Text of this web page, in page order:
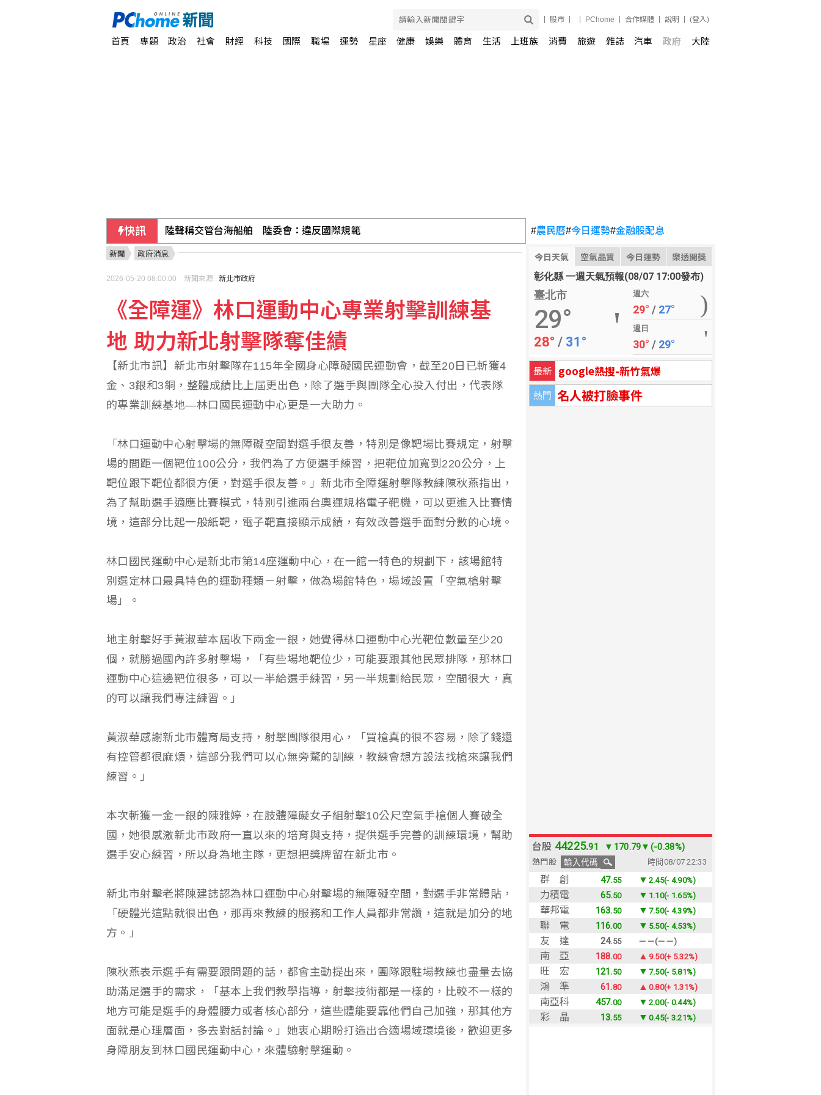
股市 PChome 合作媒體 說明 (登入)
首頁 專題 政治 社會 財經 科技 國際 職場 運勢 星座 健康 娛樂 體育 生活 上班族 消費 旅遊 雜誌 汽車 政府 大陸
快訊 陸聲稱交管台海船舶 陸委會：違反國際規範
父親節將至 壽險業：可依人生階段、特定疾病做補強
大樂透第115077期 頭獎槓龜
#農民曆#今日運勢#金融股配息
今日天氣 空氣品質 今日運勢 樂透開獎
彰化縣 一週天氣預報(08/07 17:00發布)
臺北市
29°
28° / 31°
週六
29° / 27°
週日
30° / 29°
最新 google熱搜-新竹氣爆
熱門 名人被打臉事件
新聞 政府消息
2026-05-20 08:00:00 新聞來源 : 新北市政府
《全障運》林口運動中心專業射擊訓練基
地 助力新北射擊隊奪佳績
【新北市訊】新北市射擊隊在115年全國身心障礙國民運動會，截至20日已斬獲4
金、3銀和3銅，整體成績比上屆更出色，除了選手與團隊全心投入付出，代表隊
的專業訓練基地—林口國民運動中心更是一大助力。
「林口運動中心射擊場的無障礙空間對選手很友善，特別是像靶場比賽規定，射擊
場的間距一個靶位100公分，我們為了方便選手練習，把靶位加寬到220公分，上
靶位跟下靶位都很方便，對選手很友善。」新北市全障運射擊隊教練陳秋燕指出，
為了幫助選手適應比賽模式，特別引進兩台奧運規格電子靶機，可以更進入比賽情
境，這部分比起一般紙靶，電子靶直接顯示成績，有效改善選手面對分數的心境。
林口國民運動中心是新北市第14座運動中心，在一館一特色的規劃下，該場館特
別選定林口最具特色的運動種類－射擊，做為場館特色，場域設置「空氣槍射擊
場」。
地主射擊好手黃淑華本屆收下兩金一銀，她覺得林口運動中心光靶位數量至少20
個，就勝過國內許多射擊場，「有些場地靶位少，可能要跟其他民眾排隊，那林口
運動中心這邊靶位很多，可以一半給選手練習，另一半規劃給民眾，空間很大，真
的可以讓我們專注練習。」
黃淑華感謝新北市體育局支持，射擊團隊很用心，「買槍真的很不容易，除了錢還
有控管都很麻煩，這部分我們可以心無旁騖的訓練，教練會想方設法找槍來讓我們
練習。」
本次斬獲一金一銀的陳雅婷，在肢體障礙女子組射擊10公尺空氣手槍個人賽破全
國，她很感激新北市政府一直以來的培育與支持，提供選手完善的訓練環境，幫助
選手安心練習，所以身為地主隊，更想把獎牌留在新北市。
新北市射擊老將陳建誌認為林口運動中心射擊場的無障礙空間，對選手非常體貼，
「硬體光這點就很出色，那再來教練的服務和工作人員都非常讚，這就是加分的地
方。」
陳秋燕表示選手有需要跟問題的話，都會主動提出來，團隊跟駐場教練也盡量去協
助滿足選手的需求，「基本上我們教學指導，射擊技術都是一樣的，比較不一樣的
地方可能是選手的身體腰力或者核心部分，這些體能要靠他們自己加強，那其他方
面就是心理層面，多去對話討論。」她衷心期盼打造出合適場域環境後，歡迎更多
身障朋友到林口國民運動中心，來體驗射擊運動。